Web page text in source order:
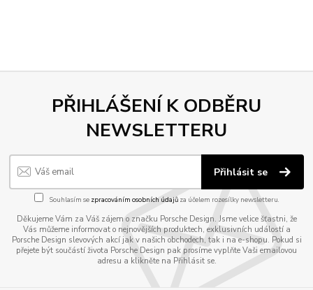
PŘIHLÁŠENÍ K ODBĚRU
NEWSLETTERU
Přihlásit se
Souhlasím se zpracováním osobních údajůza účelem rozesílky newsletteru.
Děkujeme Vám za Váš zájem o značku Porsche Design. Jsme velice šťastni, že
Vás můžeme informovat o nejnovějších produktech, exklusivních událostí a
Porsche Design slevových akcí jak v našich obchodech, tak i na e-shopu. Pokud si
přejete být součástí života Porsche Design pak prosíme vyplňte Vaši emailovou
adresu a klikněte na Přihlásit se.